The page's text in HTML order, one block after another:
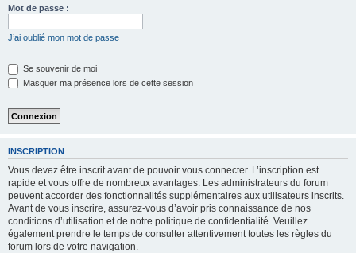
Mot de passe :
J’ai oublié mon mot de passe
Se souvenir de moi
Masquer ma présence lors de cette session
INSCRIPTION
Vous devez être inscrit avant de pouvoir vous connecter. L’inscription est
rapide et vous offre de nombreux avantages. Les administrateurs du forum
peuvent accorder des fonctionnalités supplémentaires aux utilisateurs inscrits.
Avant de vous inscrire, assurez-vous d’avoir pris connaissance de nos
conditions d’utilisation et de notre politique de confidentialité. Veuillez
également prendre le temps de consulter attentivement toutes les règles du
forum lors de votre navigation.